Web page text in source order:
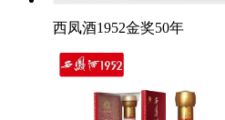
西凤酒1952金奖50年